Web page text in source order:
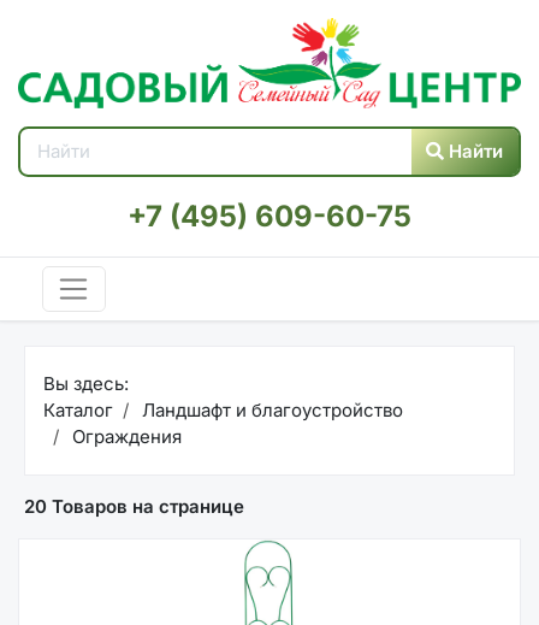
Найти
+7 (495) 609-60-75
Вы здесь:
Каталог
Ландшафт и благоустройство
Ограждения
20 Товаров на странице